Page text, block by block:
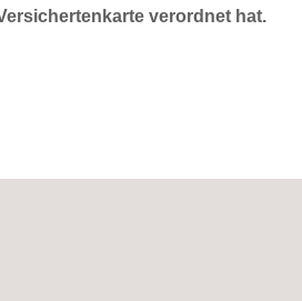
verordnet hat.